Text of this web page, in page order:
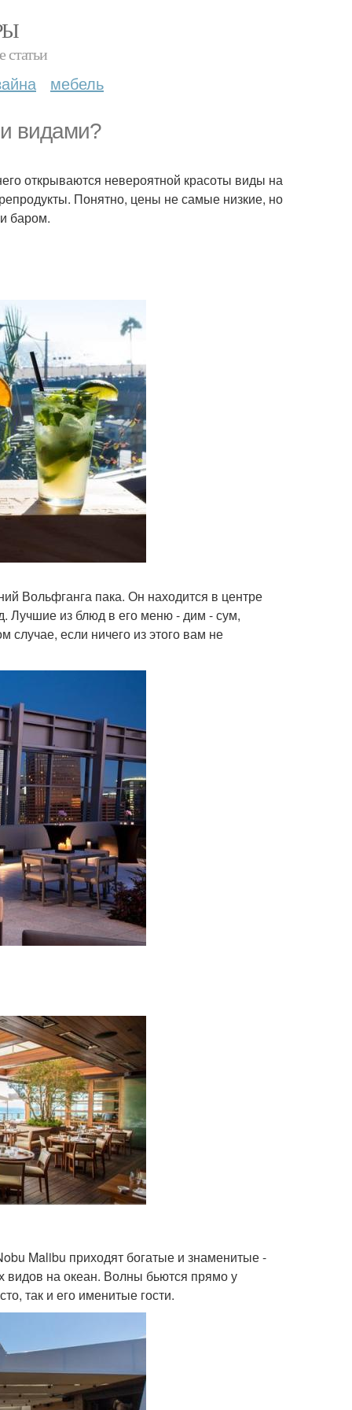
статьи
мебель
видами?
открываются невероятной красоты виды на
Понятно, цены не самые низкие, но
баром.
Вольфганга пака. Он находится в центре
Лучшие из блюд в его меню - дим - сум,
случае, если ничего из этого вам не
Malibu приходят богатые и знаменитые -
видов на океан. Волны бьются прямо у
так и его именитые гости.